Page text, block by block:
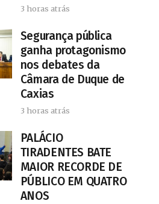
3 horas atrás
Segurança pública
ganha protagonismo
nos debates da
Câmara de Duque de
Caxias
3 horas atrás
PALÁCIO
TIRADENTES BATE
MAIOR RECORDE DE
PÚBLICO EM QUATRO
ANOS